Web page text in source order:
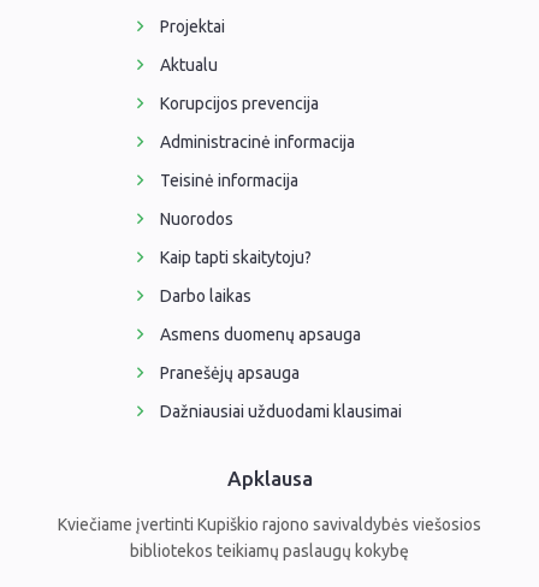
Projektai
Aktualu
Korupcijos prevencija
Administracinė informacija
Teisinė informacija
Nuorodos
Kaip tapti skaitytoju?
Darbo laikas
Asmens duomenų apsauga
Pranešėjų apsauga
Dažniausiai užduodami klausimai
Apklausa
Kviečiame įvertinti Kupiškio rajono savivaldybės viešosios
bibliotekos teikiamų paslaugų kokybę